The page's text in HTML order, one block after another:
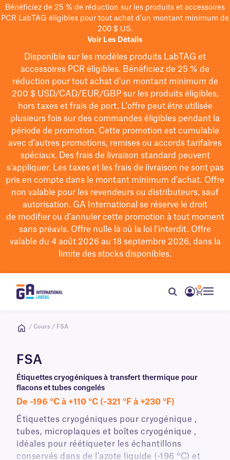
Bénéficiez de 25 % de réduction sur les produits et accessoires
PCR LabTAG éligibles pour tout achat d'un montant minimum de
200 $ US.
Voir Les Détails
Disponible sur les modèles produits LabTAG et
accessoires PCR éligibles. Bénéficiez de 25 % de
réduction pour tout achat d'un montant minimum de
200 $USD/CAD/EUR/GBPsur les produits éligibles,
hors taxes et frais de port. L'offre peut être utilisée
plusieurs fois sur des commandes éligibles pendant la
période de promotion. Cette promotion est cumulable
avec d'autres promotions, remises ou accords tarifaires
spéciaux. Des frais de livraison standard peuvent
s'appliquer. Les taxes et les frais de livraison ne sont pas
pris en compte dans le montant minimum d'achat. Offre
non valable pour les revendeurs ou distributeurs, sauf
autorisation. GA International se réserve le droit
de modifierou d’annuler cette promotion à tout moment
sans préavis. Offre nulle là où la loi l’interdit. Offre
valable du 4 août 2026 au 18 septembre 2026, dans la
limite des stocks disponibles.
0
/ Cours / FSA
FSA
Étiquettes cryogéniques à transfert thermique pour
flacons et tubes congelés
De -196 °C à +110 °C (-321 °F à +230 °F)
Étiquettes cryogéniques pour cryogénique ,
tubes, microplaques et boîtes cryogénique ,
idéales pour réétiqueter les échantillons
conservés dans de l'azote liquide (-196 °C) et